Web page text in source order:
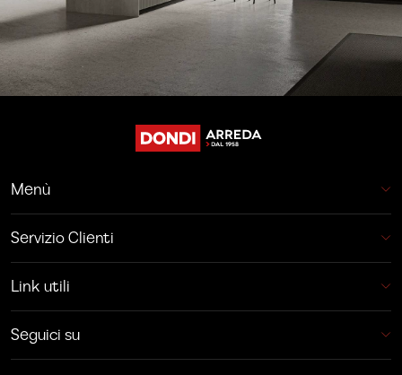
Menù
Servizio Clienti
Link utili
Seguici su